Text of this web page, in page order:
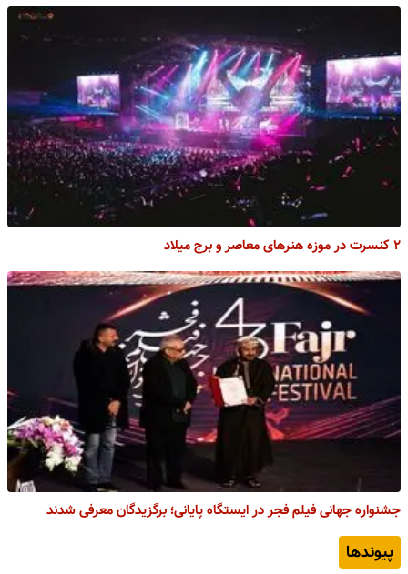
۲ کنسرت در موزه هنرهای معاصر و برج میلاد
جشنواره جهانی فیلم فجر در ایستگاه پایانی؛ برگزیدگان معرفی شدند
پیوندها